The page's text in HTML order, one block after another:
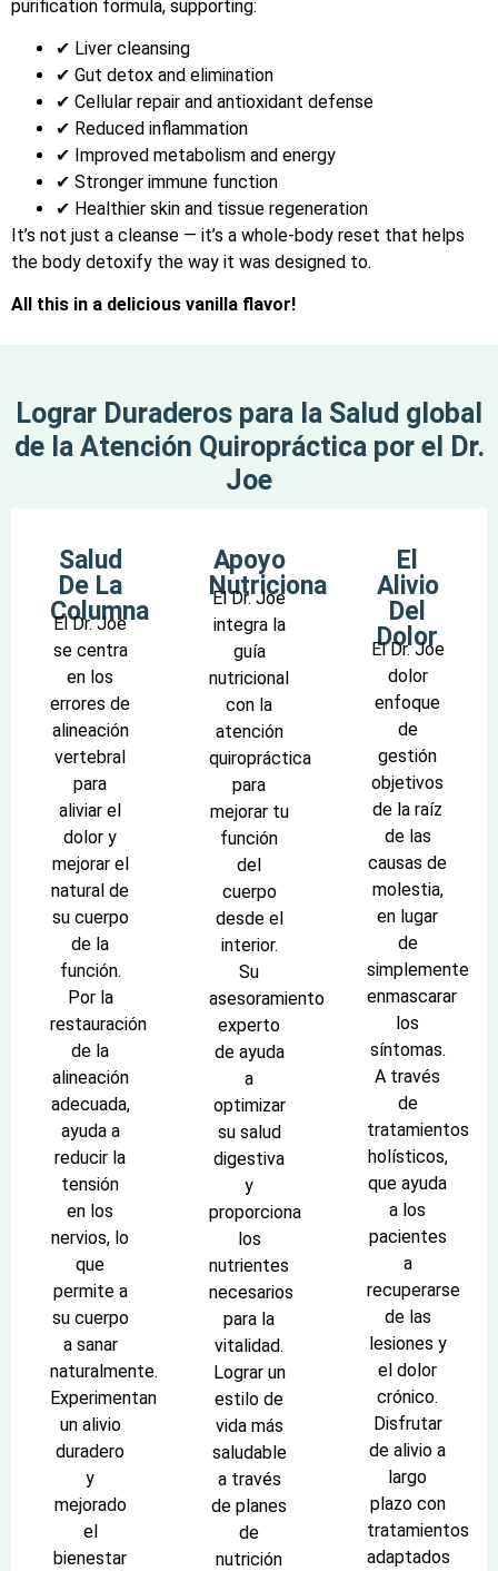
purification formula, supporting:
✔ Liver cleansing
✔ Gut detox and elimination
✔ Cellular repair and antioxidant defense
✔ Reduced inflammation
✔ Improved metabolism and energy
✔ Stronger immune function
✔ Healthier skin and tissue regeneration
It’s not just a cleanse — it’s a whole-body reset that helps
the body detoxify the way it was designed to.
All this in a delicious vanilla flavor!
Lograr Duraderos para la Salud global
de la Atención Quiropráctica por el Dr.
Joe
Salud
De La
Columna
El Dr. Joe
se centra
en los
errores de
alineación
vertebral
para
aliviar el
dolor y
mejorar el
natural de
su cuerpo
de la
función.
Por la
restauración
de la
alineación
adecuada,
ayuda a
reducir la
tensión
en los
nervios, lo
que
permite a
su cuerpo
a sanar
naturalmente.
Experimentan
un alivio
duradero
y
mejorado
el
bienestar
Apoyo
Nutricional
El Dr. Joe
integra la
guía
nutricional
con la
atención
quiropráctica
para
mejorar tu
función
del
cuerpo
desde el
interior.
Su
asesoramiento
experto
de ayuda
a
optimizar
su salud
digestiva
y
proporciona
los
nutrientes
necesarios
para la
vitalidad.
Lograr un
estilo de
vida más
saludable
a través
de planes
de
nutrición
El
Alivio
Del
Dolor
El Dr. Joe
dolor
enfoque
de
gestión
objetivos
de la raíz
de las
causas de
molestia,
en lugar
de
simplemente
enmascarar
los
síntomas.
A través
de
tratamientos
holísticos,
que ayuda
a los
pacientes
a
recuperarse
de las
lesiones y
el dolor
crónico.
Disfrutar
de alivio a
largo
plazo con
tratamientos
adaptados